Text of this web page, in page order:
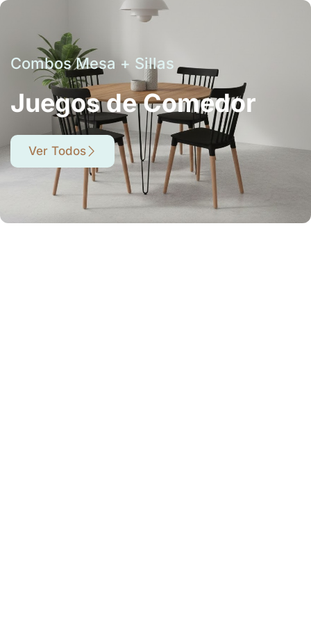
Combos Mesa + Sillas
Juegos de Comedor
Ver Todos